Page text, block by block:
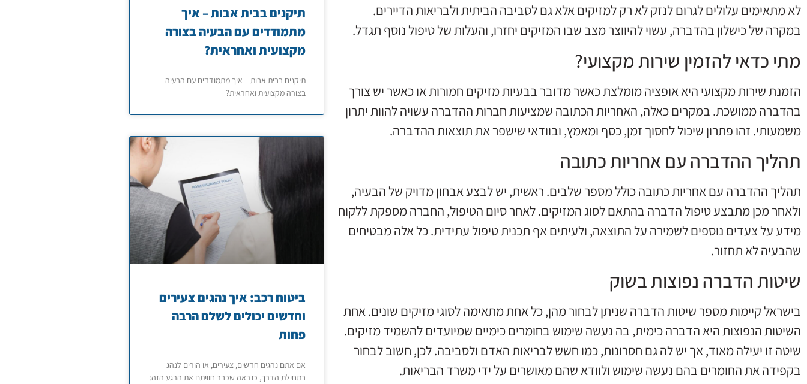
לא מתאימים עלולים לגרום לנזק לא רק למזיקים אלא גם לסביבה הביתית ולבריאות הדיירים.
במקרה של כישלון בהדברה, עשוי להיווצר מצב שבו המזיקים יחזרו, והעלות של טיפול נוסף תגדל.
מתי כדאי להזמין שירות מקצועי?
הזמנת שירות מקצועי היא אופציה מומלצת כאשר מדובר בבעיות מזיקים חמורות או כאשר יש צורך
בהדברה ממושכת. במקרים כאלה, האחריות הכתובה שמציעות חברות ההדברה עשויה להוות יתרון
משמעותי. זהו פתרון שיכול לחסוך זמן, כסף ומאמץ, ובוודאי שישפר את תוצאות ההדברה.
תהליך ההדברה עם אחריות כתובה
תהליך ההדברה עם אחריות כתובה כולל מספר שלבים. ראשית, יש לבצע אבחון מדויק של הבעיה,
ולאחר מכן מתבצע טיפול הדברה בהתאם לסוג המזיקים. לאחר סיום הטיפול, החברה מספקת ללקוח
מידע על צעדים נוספים לשמירה על התוצאה, ולעיתים אף תכנית טיפול עתידית. כל אלה מבטיחים
שהבעיה לא תחזור.
שיטות הדברה נפוצות בשוק
בישראל קיימות מספר שיטות הדברה שניתן לבחור מהן, כל אחת מתאימה לסוגי מזיקים שונים. אחת
השיטות הנפוצות היא הדברה כימית, בה נעשה שימוש בחומרים כימיים שמיועדים להשמיד מזיקים.
שיטה זו יעילה מאוד, אך יש לה גם חסרונות, כמו חשש לבריאות האדם ולסביבה. לכן, חשוב לבחור
בקפידה את החומרים בהם נעשה שימוש ולוודא שהם מאושרים על ידי משרד הבריאות.
תיקנים בבית אבות – איך
מתמודדים עם הבעיה בצורה
מקצועית ואחראית?
תיקנים בבית אבות – איך מתמודדים עם הבעיה
בצורה מקצועית ואחראית?
ביטוח רכב: איך נהגים צעירים
וחדשים יכולים לשלם הרבה
פחות
אם אתם נהגים חדשים, צעירים, או הורים לנהג
בתחילת הדרך, כנראה שכבר חוויתם את הרגע הזה: